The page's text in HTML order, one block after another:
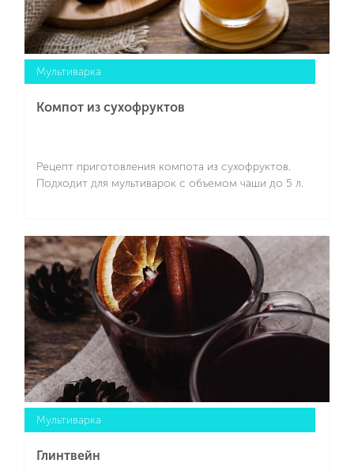
Мультиварка
Компот из сухофруктов
Рецепт приготовления компота из сухофруктов.
Подходит для мультиварок с объемом чаши до 5 л.
Подробнее
Мультиварка
Глинтвейн